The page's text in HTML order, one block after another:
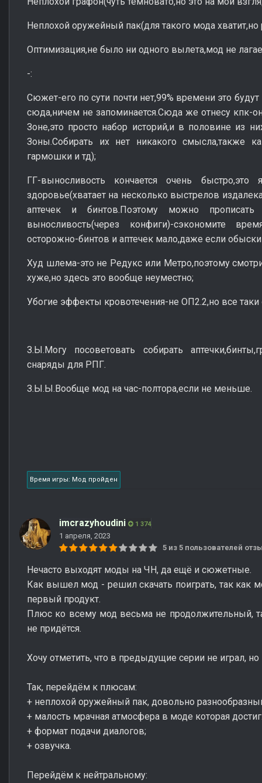
Неплохой оружейный пак(для такого мода хватит,но
Оптимизация,не было ни одного вылета,мод не
-:
Сюжет-его по сути почти нет,99% времени это
сюда,ничем не запоминается.Сюда же отнесу кпк-
Зоне,это просто набор историй,и в половине из
Зоны.Собирать их нет никакого смысла,также
гармошки и тд);
ГГ-выносливость кончается очень
здоровье(хватает на несколько выстрелов
аптечек и бинтов.Поэтому можно
выносливость(через конфиги)-сэкономите
осторожно-бинтов и аптечек мало,даже если
Худ шлема-это не Редукс или Метро,поэтому
хуже,но здесь это вообще неуместно;
Убогие эффекты кровотечения-не ОП2.2,но все таки
З.Ы.Могу посоветовать собирать
снаряды для РПГ.
З.Ы.Ы.Вообще мод на час-полтора,если не меньше.
Время игры: Мод пройден
imcrazyhoudini 1 374
1 апреля, 2023
5 из 5 пользователей
Нечасто выходят моды на ЧН, да ещё и сюжетные.
Как вышел мод - решил скачать поиграть, так как
первый продукт.
Плюс ко всему мод весьма не продолжительный,
не придётся.
Хочу отметить, что в предыдущие серии не играл,
Так, перейдём к плюсам:
+ неплохой оружейный пак, довольно
+ малость мрачная атмосфера в моде которая
+ формат подачи диалогов;
+ озвучка.
Перейдём к нейтральному: